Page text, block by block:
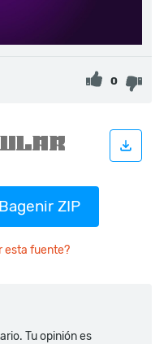
0
ZIP
esta fuente?
Tu opinión es